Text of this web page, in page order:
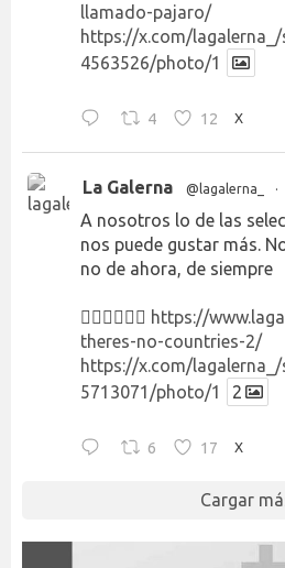
llamado-pajaro/
https://x.com/
4563526/photo/1
4 12 X
La Galerna @lagalerna_ ·
A nosotros lo de las
nos puede gustar más.
no de ahora, de siempre
👉🏻👉🏻👉🏻 https://
theres-no-countries-2/
https://x.com/
5713071/photo/1
2
6 17 X
Cargar